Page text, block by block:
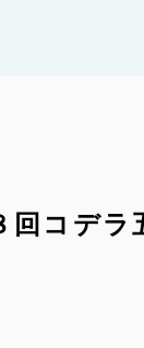
回コデラ